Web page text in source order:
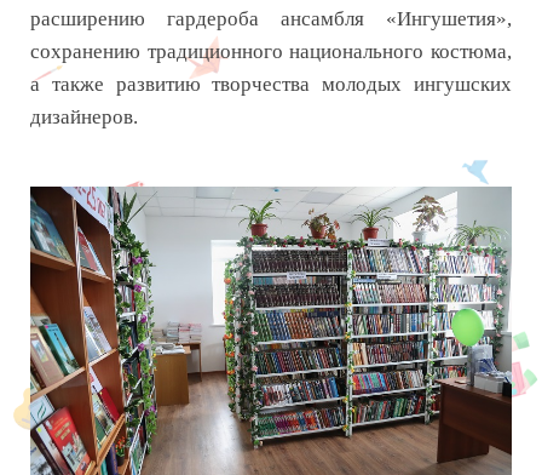
расширению гардероба ансамбля «Ингушетия»,
сохранению традиционного национального костюма,
а также развитию творчества молодых ингушских
дизайнеров.